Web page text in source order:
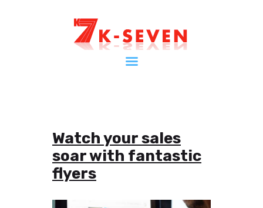
会社案内
ショップ
お問い合わせ
マイページ
Watch your sales
soar with fantastic
flyers